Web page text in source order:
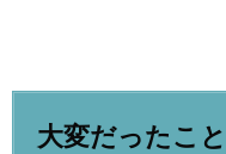
大変だったこと